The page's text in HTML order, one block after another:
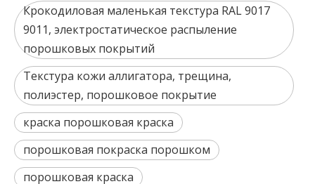
Крокодиловая маленькая текстура RAL 9017
9011, электростатическое распыление
порошковых покрытий
Текстура кожи аллигатора, трещина,
полиэстер, порошковое покрытие
краска порошковая краска
порошковая покраска порошком
порошковая краска